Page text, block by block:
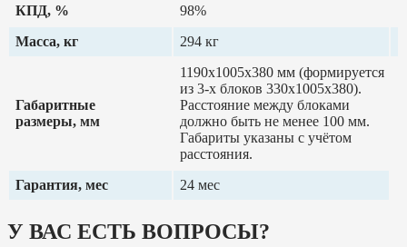
КПД, %
98%
Масса, кг
294 кг
Габаритные
размеры, мм
1190х1005х380 мм (формируется
из 3-х блоков 330х1005х380).
Расстояние между блоками
должно быть не менее 100 мм.
Габариты указаны с учётом
расстояния.
Гарантия, мес
24 мес
У ВАС ЕСТЬ ВОПРОСЫ?